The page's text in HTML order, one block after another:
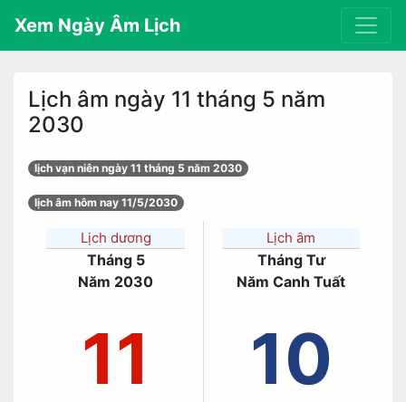
Xem Ngày Âm Lịch
Lịch âm ngày 11 tháng 5 năm
2030
lịch vạn niên ngày 11 tháng 5 năm 2030
lịch âm hôm nay 11/5/2030
Lịch dương
Tháng 5
Năm 2030
11
Lịch âm
Tháng Tư
Năm Canh Tuất
10